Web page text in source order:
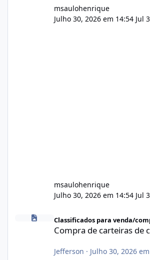
msaulohenrique
Julho 30, 2026 em 14:54 Jul
msaulohenrique
Julho 30, 2026 em 14:54 Jul
Compra de carteiras de clientes
Classificados para venda/
Compra de carteiras de
Jefferson · Julho 30, 2026